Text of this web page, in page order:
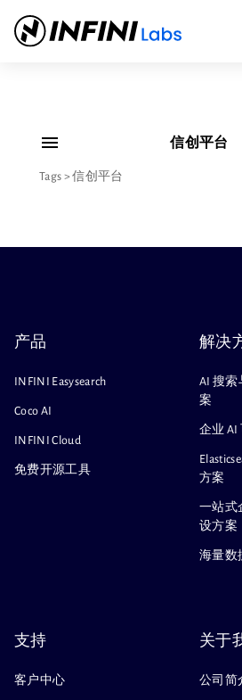
信创平台
Tags >信创平台
产品
INFINI Easysearch
Coco AI
INFINI Cloud
免费开源工具
解决
AI 搜
案
企业 AI
方案
一站式
设方案
海量数
支持
客户中心
关于
公司简